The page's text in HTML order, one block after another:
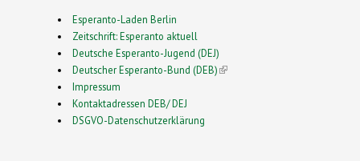
Esperanto-Laden Berlin
Zeitschrift: Esperanto aktuell
Deutsche Esperanto-Jugend (DEJ)
Deutscher Esperanto-Bund (DEB)(link is external)
Impressum
Kontaktadressen DEB/ DEJ
DSGVO-Datenschutzerklärung